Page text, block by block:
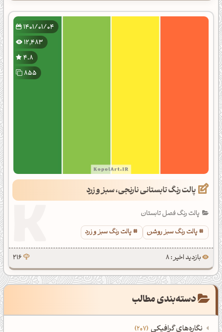
1401/01/04
12,483
4.8
855
پالت رنگ تابستانی نارنجی، سبز و زرد
پالت رنگ فصل تابستان
پالت رنگ سبز روشن
پالت رنگ سبز و زرد
بازدید اخیر : 8 216
دسته‌بندی مطالب
نگاره‌های گرافیکی 207